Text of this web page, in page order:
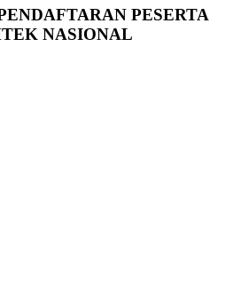
PESERTA
NASIONAL